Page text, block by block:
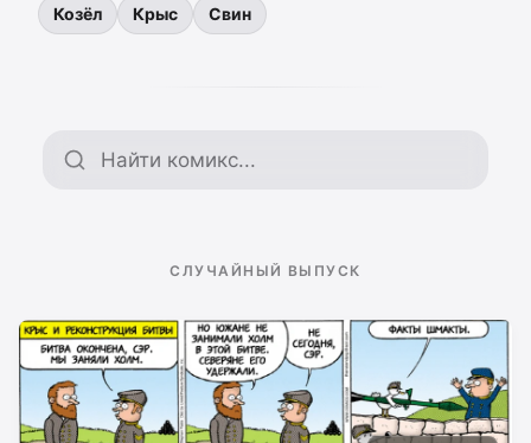
Козёл Крыс Свин
Поиск по архиву
СЛУЧАЙНЫЙ ВЫПУСК